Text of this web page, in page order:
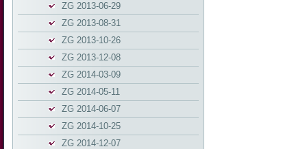
ZG 2013-06-29
ZG 2013-08-31
ZG 2013-10-26
ZG 2013-12-08
ZG 2014-03-09
ZG 2014-05-11
ZG 2014-06-07
ZG 2014-10-25
ZG 2014-12-07